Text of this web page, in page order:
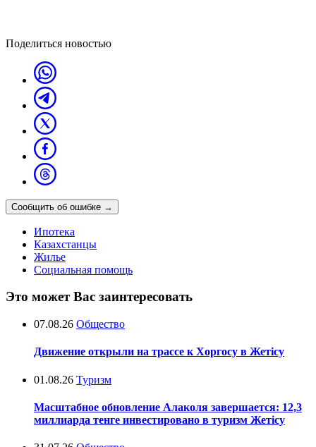
Поделиться новостью
Сообщить об ошибке →
Ипотека
Казахстанцы
Жилье
Социальная помощь
Это может Вас заинтересовать
07.08.26 Общество
Движение открыли на трассе к Хоргосу в Жетісу
01.08.26 Туризм
Масштабное обновление Алаколя завершается: 12,3
миллиарда тенге инвестировано в туризм Жетісу